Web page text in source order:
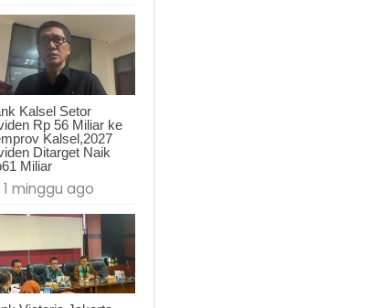
Kalsel Setor
Rp 56 Miliar ke
Kalsel,2027
Ditarget Naik
Miliar
1 minggu ago